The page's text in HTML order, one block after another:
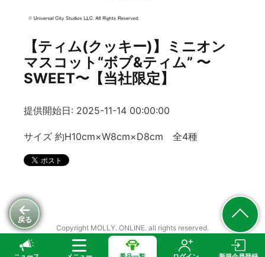
戻る
【ティム(クッキー)】ミニオン
マスコット“ボブ&ティム” 〜
SWEET〜【当社限定】
提供開始日: 2025-11-14 00:00:00
サイズ 約H10cm×W8cm×D8cm 全4種
Copyright MOLLY. ONLINE. all rights reserved.